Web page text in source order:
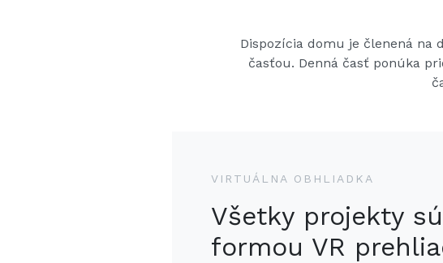
Dispozícia domu je členená na
časťou. Denná časť ponúka
VIRTUÁLNA OBHLIADKA
Všetky projekty
formou VR